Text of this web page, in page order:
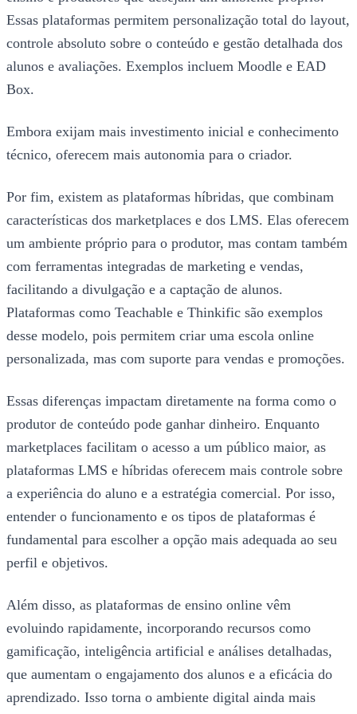
Essas plataformas permitem personalização total do layout,
controle absoluto sobre o conteúdo e gestão detalhada dos
alunos e avaliações. Exemplos incluem Moodle e EAD
Box.
Embora exijam mais investimento inicial e conhecimento
técnico, oferecem mais autonomia para o criador.
Por fim, existem as plataformas híbridas, que combinam
características dos marketplaces e dos LMS. Elas oferecem
um ambiente próprio para o produtor, mas contam também
com ferramentas integradas de marketing e vendas,
facilitando a divulgação e a captação de alunos.
Plataformas como Teachable e Thinkific são exemplos
desse modelo, pois permitem criar uma escola online
personalizada, mas com suporte para vendas e promoções.
Essas diferenças impactam diretamente na forma como o
produtor de conteúdo pode ganhar dinheiro. Enquanto
marketplaces facilitam o acesso a um público maior, as
plataformas LMS e híbridas oferecem mais controle sobre
a experiência do aluno e a estratégia comercial. Por isso,
entender o funcionamento e os tipos de plataformas é
fundamental para escolher a opção mais adequada ao seu
perfil e objetivos.
Além disso, as plataformas de ensino online vêm
evoluindo rapidamente, incorporando recursos como
gamificação, inteligência artificial e análises detalhadas,
que aumentam o engajamento dos alunos e a eficácia do
aprendizado. Isso torna o ambiente digital ainda mais